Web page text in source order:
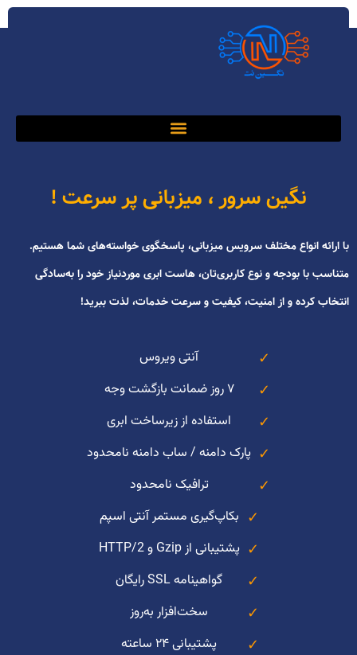
نگین سرور ، میزبانی پر سرعت !
با ارائه انواع مختلف سرویس‌ میزبانی، پاسخگوی خواسته‌های شما هستیم.
متناسب با بودجه و نوع کاربری‌تان، هاست ابری موردنیاز خود را به‌سادگی
انتخاب کرده و از امنیت، کیفیت و سرعت خدمات، لذت ببرید!
آنتی ویروس
۷ روز ضمانت بازگشت وجه
استفاده از زیرساخت ابری
پارک دامنه / ساب دامنه نامحدود
ترافیک نامحدود
بکاپ‌گیری مستمر آنتی اسپم
پشتیبانی از Gzip و HTTP/2
گواهینامه SSL رایگان
سخت‌افزار به‌روز
پشتیبانی ۲۴ ساعته